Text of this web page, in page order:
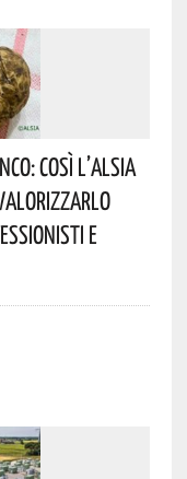
Così L’Alsia
Valorizzarlo
E